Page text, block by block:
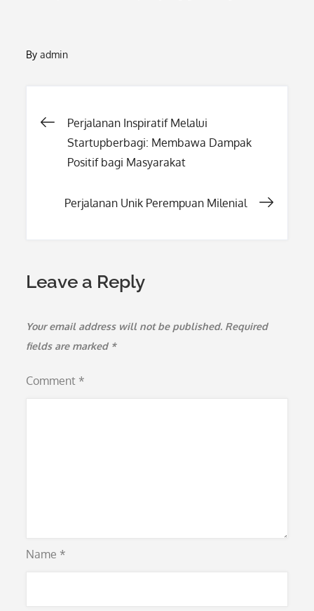
Byadmin
Post
navigation
Perjalanan Inspiratif Melalui
Startupberbagi: Membawa Dampak
Positif bagi Masyarakat
Perjalanan Unik Perempuan Milenial
Leave a Reply
Your email address will not be published. Required
fields are marked *
Comment *
Name *